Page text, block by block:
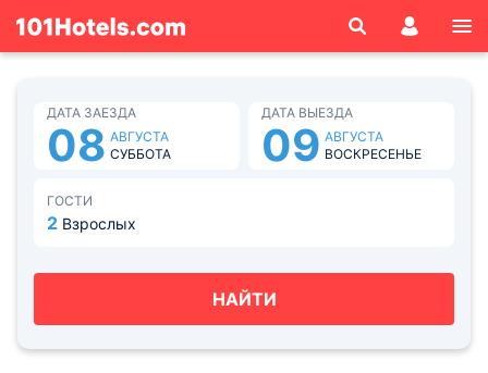
ДАТА ЗАЕЗДА
08 АВГУСТА
СУББОТА
ДАТА ВЫЕЗДА
09 АВГУСТА
ВОСКРЕСЕНЬЕ
ГОСТИ
2 Взрослых
НАЙТИ